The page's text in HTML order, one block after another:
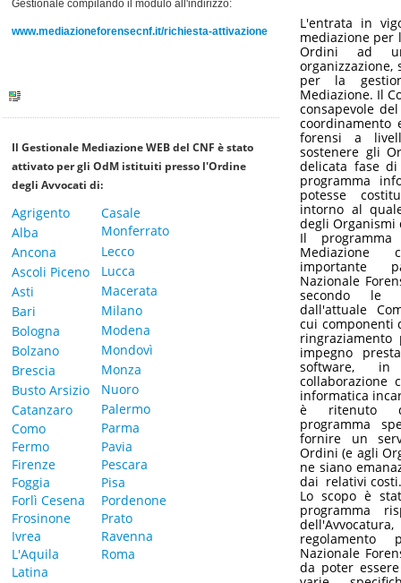
Gestionale compilando il modulo all'indirizzo:
www.mediazioneforensecnf.it/richiesta-attivazione
Il Gestionale Mediazione WEB del CNF è stato
attivato per gli OdM istituiti presso l'Ordine
degli Avvocati di:
Agrigento
Alba
Ancona
Ascoli Piceno
Asti
Bari
Bologna
Bolzano
Brescia
Busto Arsizio
Catanzaro
Como
Fermo
Firenze
Foggia
Forlì Cesena
Frosinone
Ivrea
L'Aquila
Latina
Casale
Monferrato
Lecco
Lucca
Macerata
Milano
Modena
Mondovì
Monza
Nuoro
Palermo
Parma
Pavia
Pescara
Pisa
Pordenone
Prato
Ravenna
Roma
L'entrata in
mediazione per
Ordini ad
organizzazione,
per la
Mediazione. Il
consapevole
coordinamento
forensi a
sostenere gli
delicata fase
programma
potesse
intorno al
degli Organismi
Il
Mediazione
importante
Nazionale
secondo le
dall'attuale
cui componenti
impegno
software,
collaborazione
informatica
è ritenuto
programma
fornire un
Ordini (e agli
ne siano
dai relativi costi.
Lo scopo è
programma
regolamento
Nazionale
da poter